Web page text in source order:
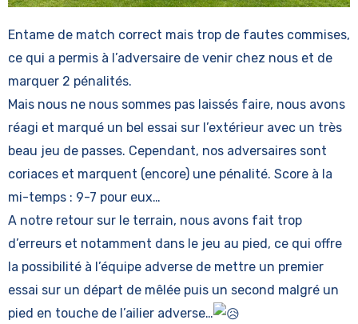
Entame de match correct mais trop de fautes commises,
ce qui a permis à l’adversaire de venir chez nous et de
marquer 2 pénalités.
Mais nous ne nous sommes pas laissés faire, nous avons
réagi et marqué un bel essai sur l’extérieur avec un très
beau jeu de passes. Cependant, nos adversaires sont
coriaces et marquent (encore) une pénalité. Score à la
mi-temps : 9-7 pour eux…
A notre retour sur le terrain, nous avons fait trop
d’erreurs et notamment dans le jeu au pied, ce qui offre
la possibilité à l’équipe adverse de mettre un premier
essai sur un départ de mêlée puis un second malgré un
pied en touche de l’ailier adverse…